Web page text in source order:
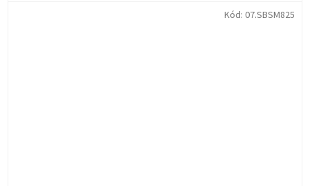
Kód: 07.SBSM825